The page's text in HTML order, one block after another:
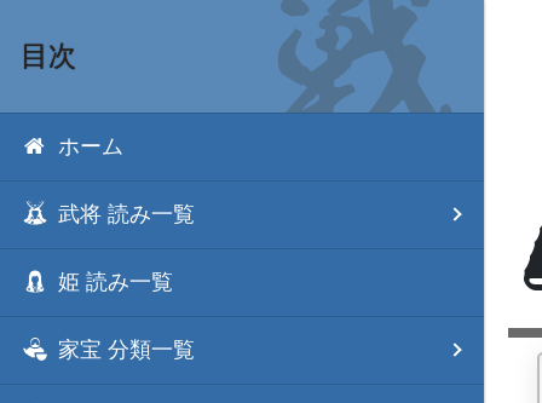
目次
ホーム
武将 読み一覧
姫 読み一覧
家宝 分類一覧